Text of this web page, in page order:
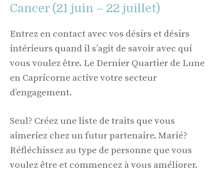
Cancer (21 juin – 22 juillet)
Entrez en contact avec vos désirs et désirs
intérieurs quand il s’agit de savoir avec qui
vous voulez être. Le Dernier Quartier de Lune
en Capricorne active votre secteur
d’engagement.
Seul? Créez une liste de traits que vous
aimeriez chez un futur partenaire. Marié?
Réfléchissez au type de personne que vous
voulez être et commencez à vous améliorer.